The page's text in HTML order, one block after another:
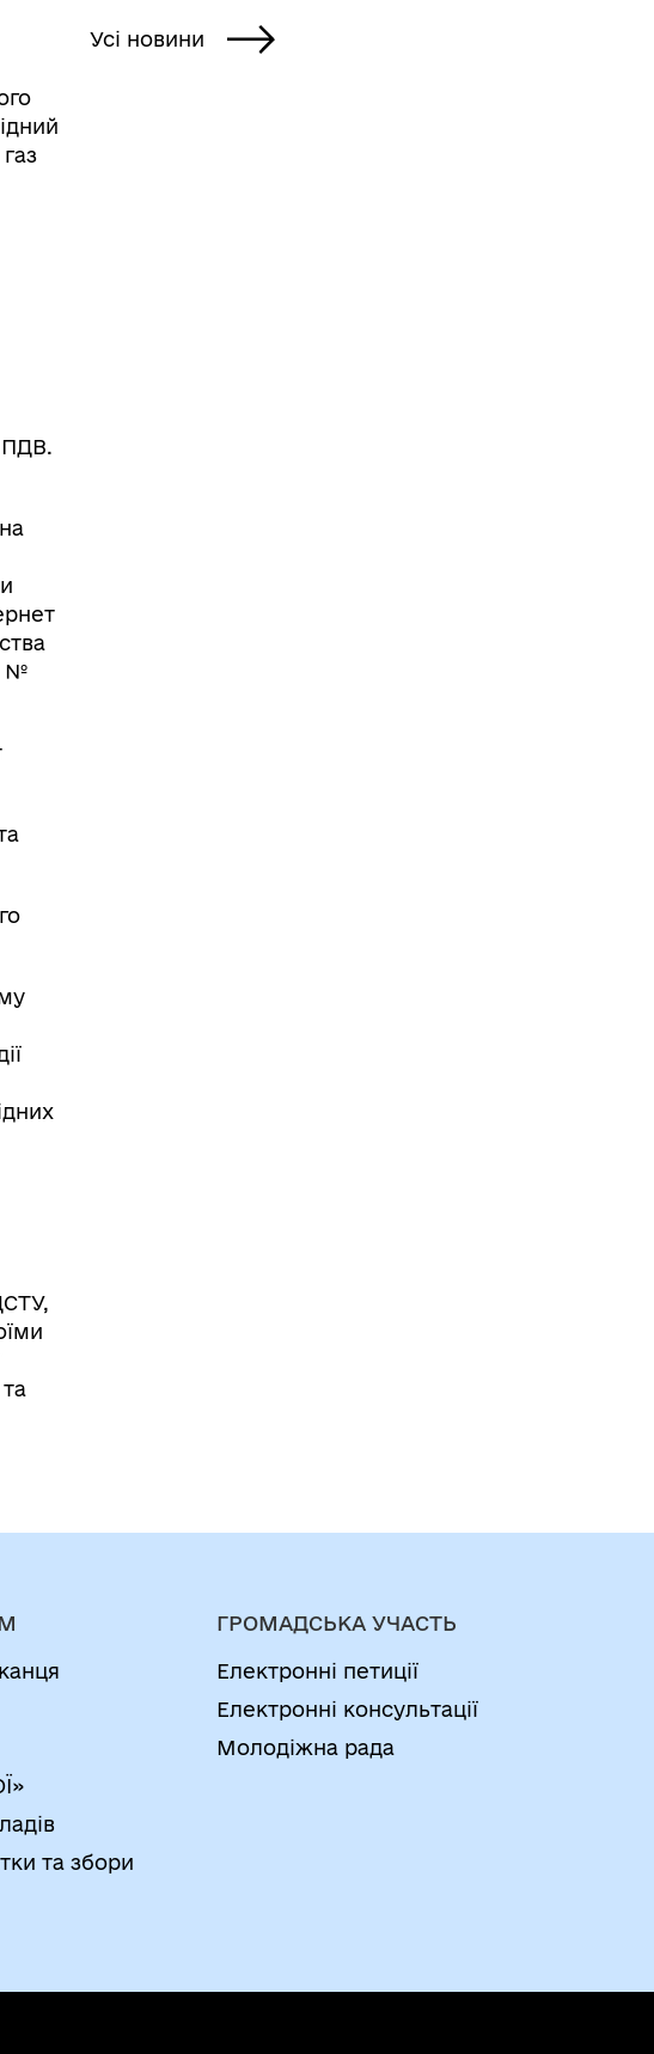
ПДВ.
№
Усі новини
та збори
ГРОМАДСЬКА УЧАСТЬ
Електронні петиції
Електронні консультації
Молодіжна рада